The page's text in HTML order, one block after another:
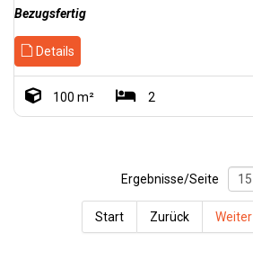
Bezugsfertig
Details
100 m² 2
Ergebnisse/Seite
Start Zurück Weiter